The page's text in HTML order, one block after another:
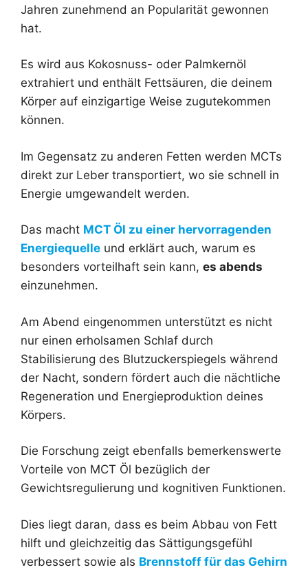
Jahren zunehmend an Popularität gewonnen
hat.
Es wird aus Kokosnuss- oder Palmkernöl
extrahiert und enthält Fettsäuren, die deinem
Körper auf einzigartige Weise zugutekommen
können.
Im Gegensatz zu anderen Fetten werden MCTs
direkt zur Leber transportiert, wo sie schnell in
Energie umgewandelt werden.
Das macht MCT Öl zu einer hervorragenden
Energiequelle und erklärt auch, warum es
besonders vorteilhaft sein kann, es abends
einzunehmen.
Am Abend eingenommen unterstützt es nicht
nur einen erholsamen Schlaf durch
Stabilisierung des Blutzuckerspiegels während
der Nacht, sondern fördert auch die nächtliche
Regeneration und Energieproduktion deines
Körpers.
Die Forschung zeigt ebenfalls bemerkenswerte
Vorteile von MCT Öl bezüglich der
Gewichtsregulierung und kognitiven Funktionen.
Dies liegt daran, dass es beim Abbau von Fett
hilft und gleichzeitig das Sättigungsgefühl
verbessert sowie als Brennstoff für das Gehirn